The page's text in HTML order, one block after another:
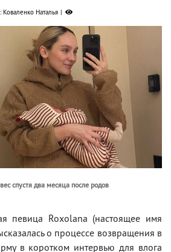
Коваленко Наталья
спустя два месяца после родов
певица Roxolana (настоящее имя
о процессе возвращения в
в коротком интервью для влога